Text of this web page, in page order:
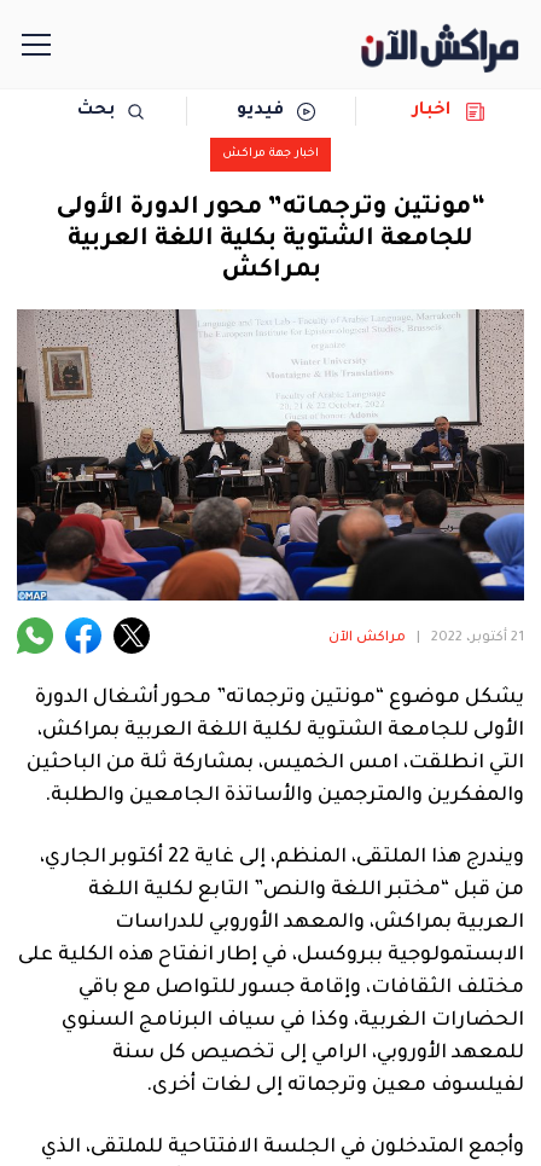
مجتمع
سياسة
رياضة
حوادث
دولية
المرأة
فنية
منوعة
اخبار فيديو بحث
اخبار جهة مراكش
“مونتين وترجماته” محور الدورة الأولى
للجامعة الشتوية بكلية اللغة العربية
بمراكش
21 أكتوبر، 2022 مراكش الآن
يشكل موضوع “مونتين وترجماته” محور أشغال الدورة
الأولى للجامعة الشتوية لكلية اللغة العربية بمراكش،
التي انطلقت، امس الخميس، بمشاركة ثلة من الباحثين
والمفكرين والمترجمين والأساتذة الجامعين والطلبة.
ويندرج هذا الملتقى، المنظم، إلى غاية 22 أكتوبر الجاري،
من قبل “مختبر اللغة والنص” التابع لكلية اللغة
العربية بمراكش، والمعهد الأوروبي للدراسات
الابستمولوجية ببروكسل، في إطار انفتاح هذه الكلية على
مختلف الثقافات، وإقامة جسور للتواصل مع باقي
الحضارات الغربية، وكذا في سياف البرنامج السنوي
للمعهد الأوروبي، الرامي إلى تخصيص كل سنة
لفيلسوف معين وترجماته إلى لغات أخرى.
وأجمع المتدخلون في الجلسة الافتتاحية للملتقى، الذي